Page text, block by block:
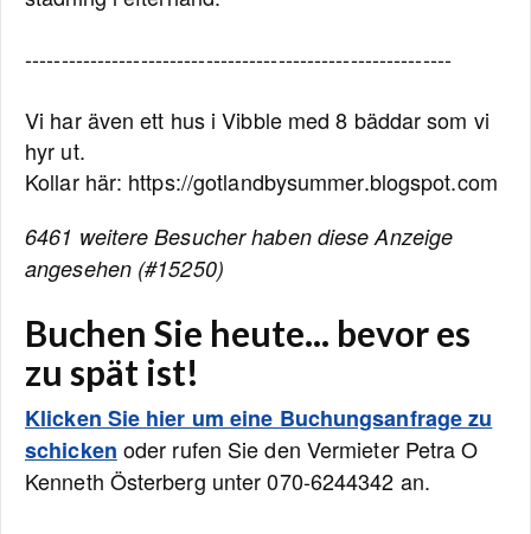
-----------------------------------------------------------
Vi har även ett hus i Vibble med 8 bäddar som vi
hyr ut.
Kollar här: https://gotlandbysummer.blogspot.com
6461 weitere Besucher haben diese Anzeige
angesehen (#15250)
Buchen Sie heute... bevor es
zu spät ist!
Klicken Sie hier um eine Buchungsanfrage zu
schicken oder rufen Sie den Vermieter Petra O
Kenneth Österberg unter 070-6244342 an.